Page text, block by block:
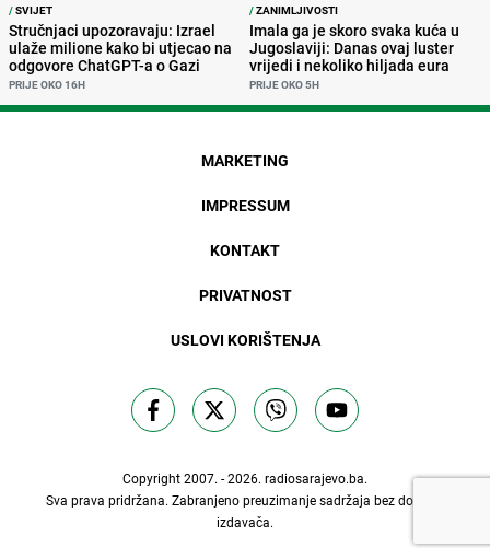
/SVIJET
Stručnjaci upozoravaju: Izrael
ulaže milione kako bi utjecao na
odgovore ChatGPT-a o Gazi
PRIJE OKO 16H
/ZANIMLJIVOSTI
Imala ga je skoro svaka kuća u
Jugoslaviji: Danas ovaj luster
vrijedi i nekoliko hiljada eura
PRIJE OKO 5H
MARKETING
IMPRESSUM
KONTAKT
PRIVATNOST
USLOVI KORIŠTENJA
Copyright 2007. - 2026. radiosarajevo.ba.
Sva prava pridržana. Zabranjeno preuzimanje sadržaja bez dozvole
izdavača.